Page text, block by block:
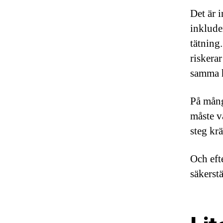
Det är
På
måste
steg
Och